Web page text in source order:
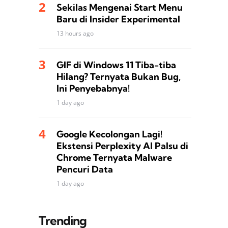
Sekilas Mengenai Start Menu
Baru di Insider Experimental
13 hours ago
GIF di Windows 11 Tiba-tiba
Hilang? Ternyata Bukan Bug,
Ini Penyebabnya!
1 day ago
Google Kecolongan Lagi!
Ekstensi Perplexity AI Palsu di
Chrome Ternyata Malware
Pencuri Data
1 day ago
Trending